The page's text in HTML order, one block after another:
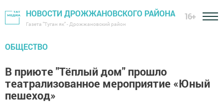
НОВОСТИ ДРОЖЖАНОВСКОГО РАЙОНА
Газета "Туган як" - Дрожжановский район
16+
ОБЩЕСТВО
В приюте "Тёплый дом" прошло
театрализованное мероприятие «Юный
пешеход»